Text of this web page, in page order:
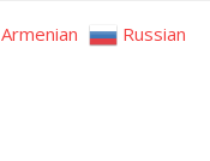
Armenian Russian